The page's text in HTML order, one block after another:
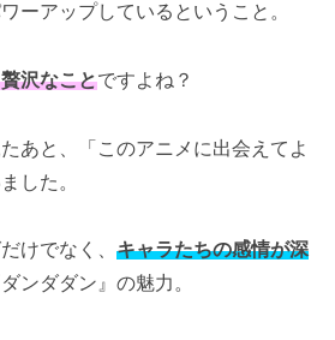
ーアップしているということ。
沢なことですよね？
あと、「このアニメに出会えてよ
した。
けでなく、 キャラたちの感情が深
ンダダン』の魅力。